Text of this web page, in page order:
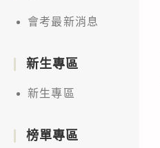
會考最新消息
新生專區
新生專區
榜單專區